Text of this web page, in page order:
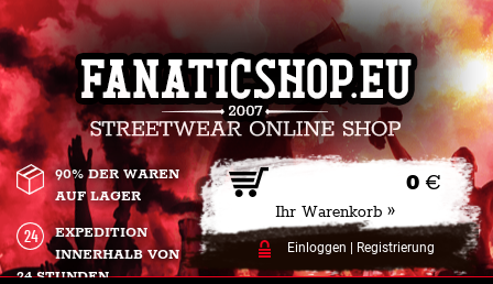
0 €
Ihr Warenkorb »
Einloggen Registrierung
90% DER WAREN
AUF LAGER
EXPEDITION
INNERHALB VON
24 STUNDEN.